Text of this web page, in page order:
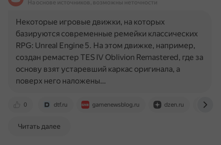
На основе источников, возможны неточности
0 dtf.ru gamenewsblog.ru dzen.ru
Некоторые игровые движки, на которых
базируются современные ремейки классических
RPG: Unreal Engine 5. На этом движке, например,
создан ремастер TES IV Oblivion Remastered, где за
основу взят устаревший каркас оригинала, а
поверх него наложены…
Читать далее